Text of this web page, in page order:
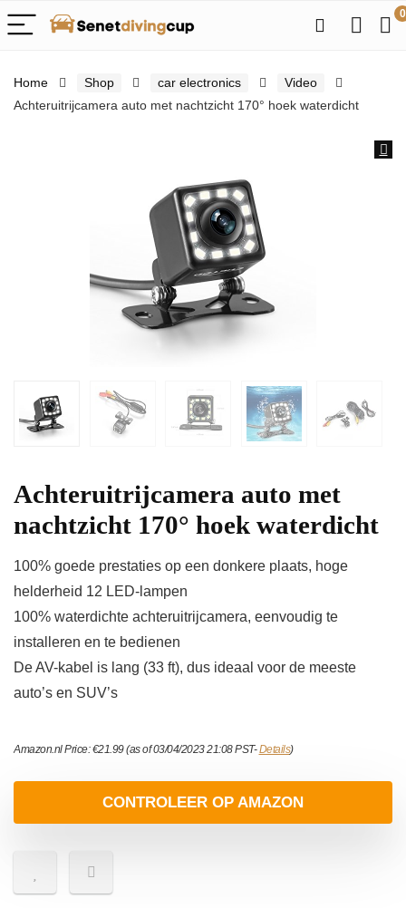
0
Home Shop car electronics
Video
Achteruitrijcamera auto met nachtzicht 170° hoek waterdicht
Achteruitrijcamera auto met
nachtzicht 170° hoek waterdicht
100% goede prestaties op een donkere plaats, hoge
helderheid 12 LED-lampen
100% waterdichte achteruitrijcamera, eenvoudig te
installeren en te bedienen
De AV-kabel is lang (33 ft), dus ideaal voor de meeste
auto’s en SUV’s
Amazon.nl Price:€21.99(as of 03/04/2023 21:08 PST-Details)
CONTROLEER OP AMAZON